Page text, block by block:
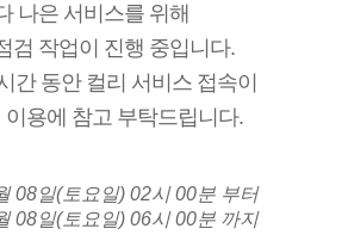
나은 서비스를 위해
검 작업이 진행 중입니다.
간 동안 컬리 서비스 접속이
이용에 참고 부탁드립니다.
08일(토요일) 02시 00분 부터
08일(토요일) 06시 00분 까지